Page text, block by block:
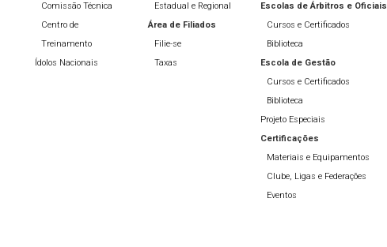
Comissão Técnica
Centro de
Treinamento
Ídolos Nacionais
Estadual e Regional
Área de Filiados
Filie-se
Taxas
Escolas de Árbitros e Oficiais
Cursos e Certificados
Biblioteca
Escola de Gestão
Cursos e Certificados
Biblioteca
Projeto Especiais
Certificações
Materiais e Equipamentos
Clube, Ligas e Federações
Eventos